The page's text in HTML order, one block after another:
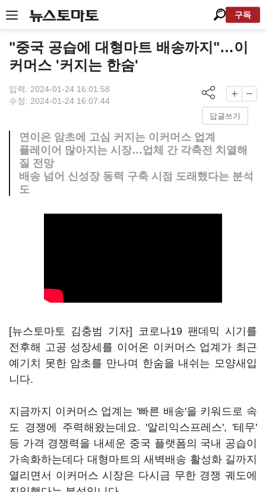
구독
"중국 공습에 대형마트 배송까지"…이
커머스 '커지는 한숨'
입력: 2024-01-24 16:01:58
수정: 2024-01-24 16:07:44
답글쓰기
연이은 암초에 고심 커지는 이커머스 업계
플레이어 많아지는 시장…업체 간 각축전 치열해
질 전망
배송 넘어 신성장 동력 구축 시점 도래했다는 분석
도
[뉴스토마토 김충범 기자] 코로나19 팬데믹 시기를
전후해 고공 성장세를 이어온 이커머스 업계가 최근
예기치 못한 암초를 만나며 한숨을 내쉬는 모양새입
니다.
지금까지 이커머스 업계는 '빠른 배송'을 키워드로 속
도 경쟁에 주력해왔는데요. '알리익스프레스', '테무'
등 가격 경쟁력을 내세운 중국 플랫폼의 국내 공습이
가속화하는데다 대형마트의 새벽배송 활성화 길까지
열리면서 이커머스 시장은 다시금 무한 경쟁 궤도에